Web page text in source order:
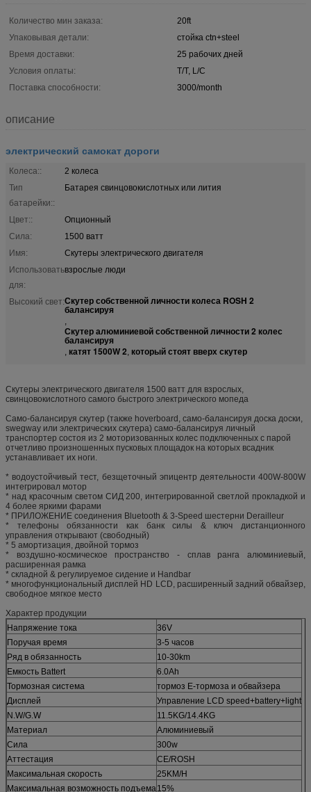
Количество мин заказа:
20ft
Упаковывая детали:
стойка ctn+steel
Время доставки:
25 рабочих дней
Условия оплаты:
T/T, L/C
Поставка способности:
3000/month
описание
электрический самокат дороги
Колеса::
2 колеса
Тип
батарейки::
Батарея свинцовокислотных или лития
Цвет::
Опционный
Сила:
1500 ватт
Имя:
Скутеры электрического двигателя
Использовать
для:
взрослые люди
Высокий свет:Скутер собственной личности колеса ROSH 2
балансируя
,
Скутер алюминиевой собственной личности 2 колес
балансируя
, катят 1500W 2, который стоят вверх скутер
Скутеры электрического двигателя 1500 ватт для взрослых,
свинцовокислотного самого быстрого электрического мопеда
Само-балансируя скутер (также hoverboard, само-балансируя доска доски,
swegway или электрических скутера) само-балансируя личный
транспортер состоя из 2 моторизованных колес подключенных с парой
отчетливо произношенных пусковых площадок на которых всадник
устанавливает их ноги.
* водоустойчивый тест, безщеточный эпицентр деятельности 400W-800W
интегрировал мотор
* над красочным светом СИД 200, интегрированной светлой прокладкой и
4 более яркими фарами
* ПРИЛОЖЕНИЕ соединения Bluetooth & 3-Speed шестерни Derailleur
* телефоны обязанности как банк силы & ключ дистанционного
управления открывают (свободный)
* 5 амортизация, двойной тормоз
* воздушно-космическое пространство - сплав ранга алюминиевый,
расширенная рамка
* складной & регулируемое сидение и Handbar
* многофункциональный дисплей HD LCD, расширенный задний обвайзер,
свободное мягкое место
Характер продукции
Напряжение тока
36V
Поручая время
3-5 часов
Ряд в обязанность
10-30km
Емкость Battert
6.0Ah
Тормозная система
тормоз E-тормоза и обвайзера
Дисплей
Управление LCD speed+battery+light
N.W/G.W
11.5KG/14.4KG
Материал
Алюминиевый
Сила
300w
Аттестация
CE/ROSH
Максимальная скорость
25KM/H
Максимальная возможность подъема15%